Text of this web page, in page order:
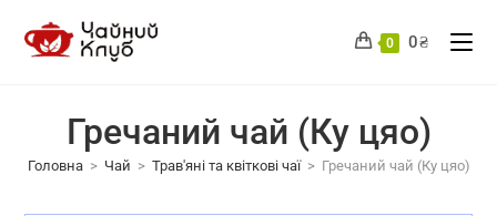
0 0₴
Гречаний чай (Ку цяо)
Головна > Чай > Трав'яні та квіткові чаї > Гречаний чай (Ку цяо)